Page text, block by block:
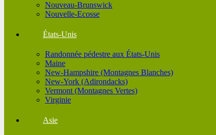
Nouveau-Brunswick
Nouvelle-Ecosse
États-Unis
Randonnée pédestre aux États-Unis
Maine
New-Hampshire (Montagnes Blanches)
New-York (Adirondacks)
Vermont (Montagnes Vertes)
Virginie
Asie